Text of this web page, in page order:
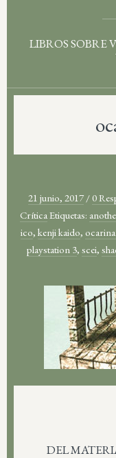
LIBROS SOBRE
21 junio, 2017 /0
CríticaEtiquetas:
ico, kenji kaido,
playstation 3, scei,
DEL